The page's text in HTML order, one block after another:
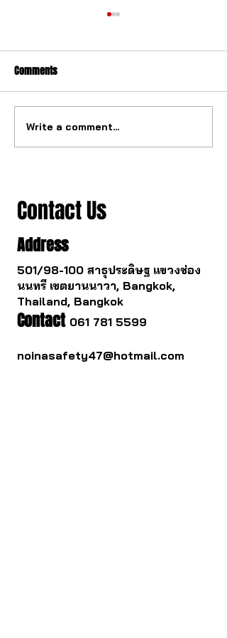
The ultimate tourbillon
mechanism from China.
Comments
Write a comment...
Contact Us
Address
501/98-100 สาธุประดิษฐ แขวงช่อง
นนทรี เขตยานนาวา, Bangkok,
Thailand, Bangkok
Contact 061 781 5599
noinasafety47@hotmail.com